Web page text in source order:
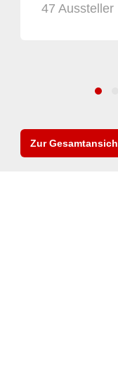
47 Aussteller
Zur